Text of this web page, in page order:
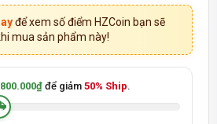
để xem số điểm HZCoin bạn sẽ
mua sản phẩm này!
800.000₫để giảm 50% Ship.